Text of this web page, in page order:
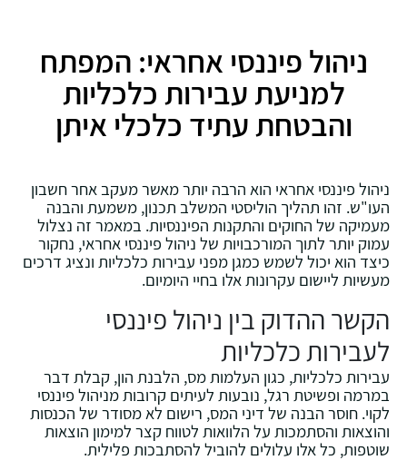
ניהול פיננסי אחראי: המפתח
למניעת עבירות כלכליות
והבטחת עתיד כלכלי איתן
ניהול פיננסי אחראי הוא הרבה יותר מאשר מעקב אחר חשבון
העו"ש. זהו תהליך הוליסטי המשלב תכנון, משמעת והבנה
מעמיקה של החוקים והתקנות הפיננסיות. במאמר זה נצלול
עמוק יותר לתוך המורכבויות של ניהול פיננסי אחראי, נחקור
כיצד הוא יכול לשמש כמגן מפני עבירות כלכליות ונציג דרכים
מעשיות ליישום עקרונות אלו בחיי היומיום.
הקשר ההדוק בין ניהול פיננסי
לעבירות כלכליות
עבירות כלכליות, כגון העלמות מס, הלבנת הון, קבלת דבר
במרמה ופשיטת רגל, נובעות לעיתים קרובות מניהול פיננסי
לקוי. חוסר הבנה של דיני המס, רישום לא מסודר של הכנסות
והוצאות והסתמכות על הלוואות לטווח קצר למימון הוצאות
שוטפות, כל אלו עלולים להוביל להסתבכות פלילית.